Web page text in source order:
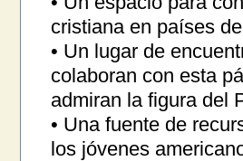
cristiana en países
• Un lugar de
colaboran con esta
admiran la figura del
• Una fuente de
los jóvenes